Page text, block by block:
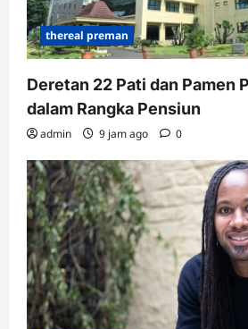
thereal preman
Deretan 22 Pati dan Pamen
dalam Rangka Pensiun
admin 9 jam ago 0